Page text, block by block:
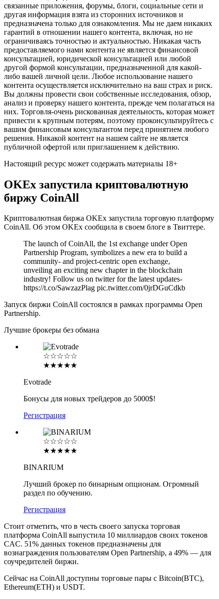
связанные приложения, форумы, блоги, социальные сети и
другая информация взята из сторонних источников и
предназначена только для ознакомления. Мы не даем никаких
гарантий в отношении нашего контента, включая, но не
ограничиваясь точностью и актуальностью. Никакая часть
предоставляемого нами контента не является финансовой
консультацией, юридической консультацией или любой
другой формой консультации, предназначенной для какой-
либо вашей личной цели. Любое использование нашего
контента осуществляется исключительно на ваш страх и риск.
Вы должны провести свои собственные исследования, обзор,
анализ и проверку нашего контента, прежде чем полагаться на
них. Торговля-очень рискованная деятельность, которая может
привести к крупным потерям, поэтому проконсультируйтесь с
вашим финансовым консультантом перед принятием любого
решения. Никакой контент на нашем сайте не является
публичной офертой или приглашением к действию.
Настоящий ресурс может содержать материалы 18+
OKEx запустила криптовалютную
биржу CoinAll
Криптовалютная биржа OKEx запустила торговую платформу
CoinAll. Об этом OKEx сообщила в своем блоге в Твиттере.
The launch of CoinAll, the 1st exchange under Open
Partnership Program, symbolizes a new era to build a
community- and project-centric open exchange,
unveiling an exciting new chapter in the blockchain
industry! Follow us on twitter for the latest updates-
https://t.co/SawzazPlag pic.twitter.com/0jrDGuCdkb
Запуск биржи CoinAll состоялся в рамках программы Open
Partnership.
Лучшие брокеры без обмана
☆☆☆☆☆
★★★★★
Evotrade
Бонусы для новых трейдеров до 5000$!
Регистрация
☆☆☆☆☆
★★★★★
BINARIUM
Лучший брокер по бинарным опционам. Огромный
раздел по обучению.
Регистрация
Стоит отметить, что в честь своего запуска торговая
платформа CoinAll выпустила 10 миллиардов своих токенов
CAC. 51% данных токенов предназначены для
вознаграждения пользователям Open Partnership, а 49% — для
соучредителей биржи.
Сейчас на CoinAll доступны торговые пары с Bitcoin(BTC),
Ethereum(ETH) и USDT.